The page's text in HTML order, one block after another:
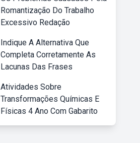
Romantização Do Trabalho
Excessivo Redação
Indique A Alternativa Que
Completa Corretamente As
Lacunas Das Frases
Atividades Sobre
Transformações Químicas E
Físicas 4 Ano Com Gabarito